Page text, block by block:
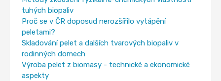
tuhých biopaliv
Proč se v ČR doposud nerozšířilo vytápění
peletami?
Skladování pelet a dalších tvarových biopaliv v
rodinných domech
Výroba pelet z biomasy - technické a ekonomické
aspekty